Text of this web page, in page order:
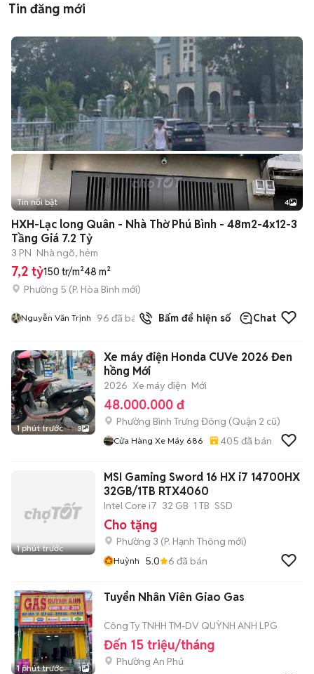
Tin đăng mới
Tin nổi bật 4
HXH-Lạc long Quân - Nhà Thờ Phú Bình - 48m2-4x12-3
Tầng Giá 7.2 Tỷ
3 PN Nhà ngõ, hẻm
7,2 tỷ150 tr/m²48 m²
Phường 5 (P. Hòa Bình mới)
Nguyễn Văn Trịnh 96 đã bán Bấm để hiện số Chat
1 phút trước 3
Xe máy điện Honda CUVe 2026 Đen
hồng Mới
2026 Xe máy điện Mới
48.000.000 đ
Phường Bình Trưng Đông (Quận 2 cũ)
Cửa Hàng Xe Máy 686 405 đã bán
1 phút trước
MSI Gaming Sword 16 HX i7 14700HX
32GB/1TB RTX4060
Intel Core i7 32 GB 1 TB SSD
Cho tặng
Phường 3 (P. Hạnh Thông mới)
Huỳnh 5.0 6 đã bán
1 phút trước 1
Tuyển Nhân Viên Giao Gas
Công Ty TNHH TM-DV QUỲNH ANH LPG
Đến 15 triệu/tháng
Phường An Phú